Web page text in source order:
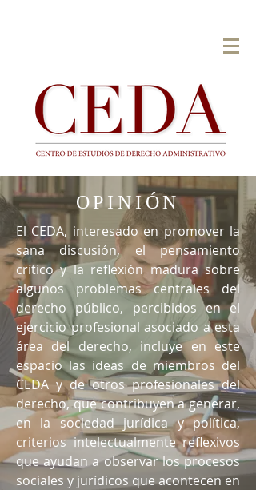
OPINIÓN
El CEDA, interesado en promover la
sana discusión, el pensamiento
crítico y la reflexión madura sobre
algunos problemas centrales del
derecho público, percibidos en el
ejercicio profesional asociado a esta
área del derecho, incluye en este
espacio las ideas de miembros del
CEDA y de otros profesionales del
derecho, que contribuyen a generar,
en la sociedad jurídica y política,
criterios intelectualmente reflexivos
que ayudan a observar los procesos
sociales y jurídicos que acontecen en